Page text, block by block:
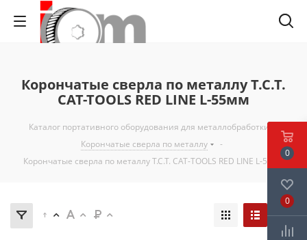
Корончатые сверла по металлу T.C.T.
CAT-TOOLS RED LINE L-55мм
Каталог портативного оборудования для металлобработки
Корончатые сверла по металлу
-
Корончатые сверла по металлу T.C.T. CAT-TOOLS RED LINE L-55мм
0
0